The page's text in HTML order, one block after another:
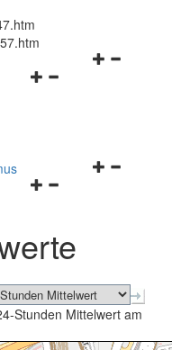
Navigationsmenü
Navigationsmenü
schließen
Stunden Mittelwert am